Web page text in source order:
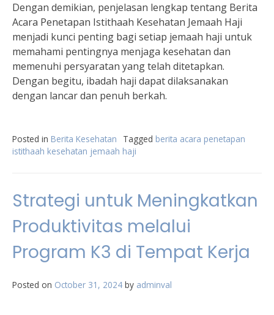
Dengan demikian, penjelasan lengkap tentang Berita
Acara Penetapan Istithaah Kesehatan Jemaah Haji
menjadi kunci penting bagi setiap jemaah haji untuk
memahami pentingnya menjaga kesehatan dan
memenuhi persyaratan yang telah ditetapkan.
Dengan begitu, ibadah haji dapat dilaksanakan
dengan lancar dan penuh berkah.
Posted in Berita Kesehatan Tagged berita acara penetapan
istithaah kesehatan jemaah haji
Strategi untuk Meningkatkan
Produktivitas melalui
Program K3 di Tempat Kerja
Posted on October 31, 2024 by adminval